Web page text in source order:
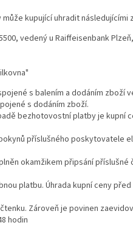
kupující uhradit následujícími
vedený u Raiffeisenbank Plzeň,
s balením a dodáním zboží
s dodáním zboží.
bezhotovostní platby je kupní
příslušného poskytovatele
okamžikem připsání příslušné
platbu. Úhrada kupní ceny
Zároveň je povinen
hodin